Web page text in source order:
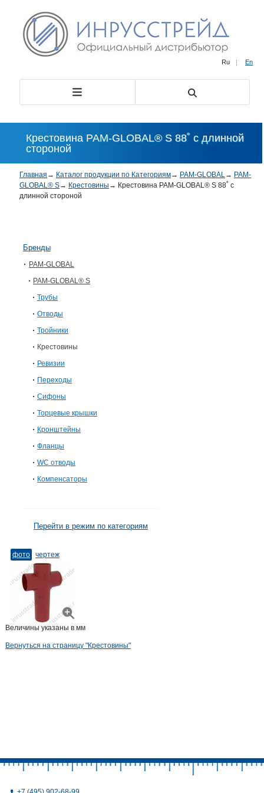
Ru | En
Крестовина PAM-GLOBAL® S 88˚ с длинной
стороной
Главная → Каталог продукции по Категориям→ PAM-GLOBAL→ PAM-
GLOBAL® S→ Крестовины → Крестовина PAM-GLOBAL® S 88˚ с
длинной стороной
Бренды
PAM-GLOBAL
PAM-GLOBAL® S
Трубы
Отводы
Тройники
Крестовины
Ревизии
Переходы
Сифоны
Торцевые крышки
Кронштейны
Фланцы
WC отводы
Компенсаторы
Перейти в режим по категориям
фото чертеж
Величины указаны в мм
Вернуться на страницу "Крестовины"